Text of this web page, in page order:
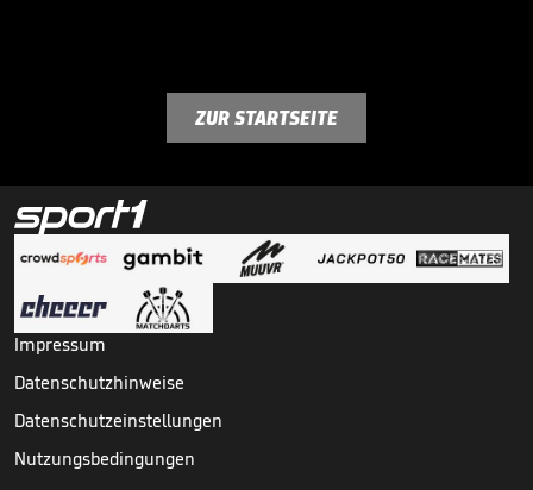
ZUR STARTSEITE
Impressum
Datenschutzhinweise
Datenschutzeinstellungen
Nutzungsbedingungen